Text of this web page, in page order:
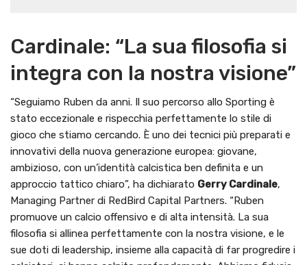
Cardinale: “La sua filosofia si
integra con la nostra visione”
“Seguiamo Ruben da anni. Il suo percorso allo Sporting è
stato eccezionale e rispecchia perfettamente lo stile di
gioco che stiamo cercando. È uno dei tecnici più preparati e
innovativi della nuova generazione europea: giovane,
ambizioso, con un’identità calcistica ben definita e un
approccio tattico chiaro”, ha dichiarato Gerry Cardinale,
Managing Partner di RedBird Capital Partners. “Ruben
promuove un calcio offensivo e di alta intensità. La sua
filosofia si allinea perfettamente con la nostra visione, e le
sue doti di leadership, insieme alla capacità di far progredire i